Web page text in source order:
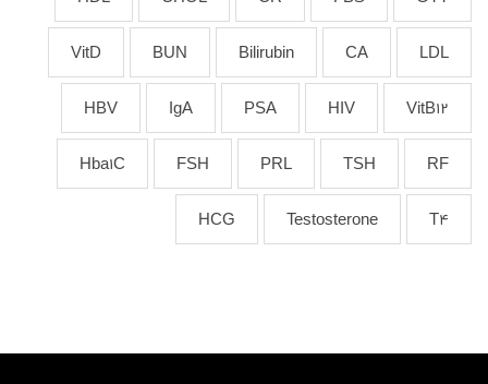
LDL
CA
Bilirubin
BUN
VitD
VitB12
HIV
PSA
IgA
HBV
RF
TSH
PRL
FSH
Hba1C
T4
Testosterone
HCG